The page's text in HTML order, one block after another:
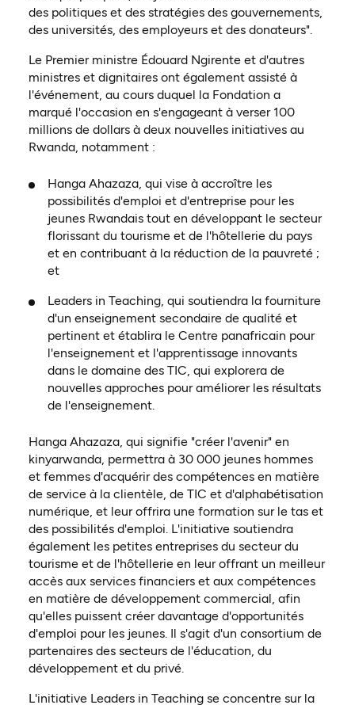
des politiques et des stratégies des gouvernements,
des universités, des employeurs et des donateurs".
Le Premier ministre Édouard Ngirente et d'autres
ministres et dignitaires ont également assisté à
l'événement, au cours duquel la Fondation a
marqué l'occasion en s'engageant à verser 100
millions de dollars à deux nouvelles initiatives au
Rwanda, notamment :
Hanga Ahazaza, qui vise à accroître les
possibilités d'emploi et d'entreprise pour les
jeunes Rwandais tout en développant le secteur
florissant du tourisme et de l'hôtellerie du pays
et en contribuant à la réduction de la pauvreté ;
et
Leaders in Teaching, qui soutiendra la fourniture
d'un enseignement secondaire de qualité et
pertinent et établira le Centre panafricain pour
l'enseignement et l'apprentissage innovants
dans le domaine des TIC, qui explorera de
nouvelles approches pour améliorer les résultats
de l'enseignement.
Hanga Ahazaza, qui signifie "créer l'avenir" en
kinyarwanda, permettra à 30 000 jeunes hommes
et femmes d'acquérir des compétences en matière
de service à la clientèle, de TIC et d'alphabétisation
numérique, et leur offrira une formation sur le tas et
des possibilités d'emploi. L'initiative soutiendra
également les petites entreprises du secteur du
tourisme et de l'hôtellerie en leur offrant un meilleur
accès aux services financiers et aux compétences
en matière de développement commercial, afin
qu'elles puissent créer davantage d'opportunités
d'emploi pour les jeunes. Il s'agit d'un consortium de
partenaires des secteurs de l'éducation, du
développement et du privé.
L'initiative Leaders in Teaching se concentre sur la